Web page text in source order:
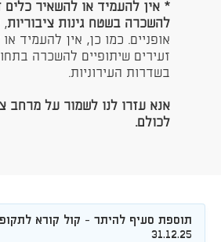
* אין להעמיד או להשאיר כלים
להשכרה בשטח גינות ציבוריות,
אופניים. כמו כן, אין להעמיד
זעירים שיתופיים להשכרה
בשדרות העירוניות.
אנא עזרו לנו לשמור על מרחב
לכולם.
31.12.25